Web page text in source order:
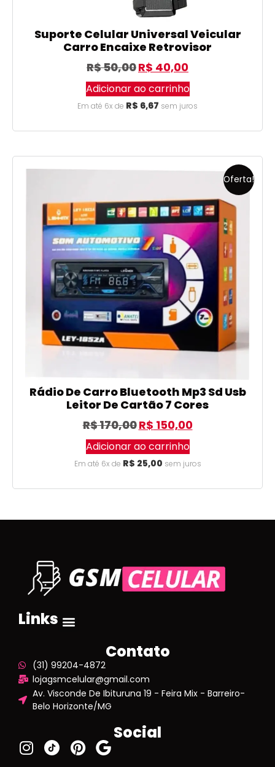
Suporte Celular Universal Veicular
Carro Encaixe Retrovisor
R$50,00R$ 40,00
Adicionar ao carrinho
Em até 6x de R$ 6,67 sem juros
Oferta!
Rádio De Carro Bluetooth Mp3 Sd Usb
Leitor De Cartão 7 Cores
R$170,00R$ 150,00
Adicionar ao carrinho
Em até 6x de R$ 25,00 sem juros
Links
Contato
(31) 99204-4872
lojagsmcelular@gmail.com
Av. Visconde De Ibituruna 19 - Feira Mix - Barreiro-
Belo Horizonte/MG
Social